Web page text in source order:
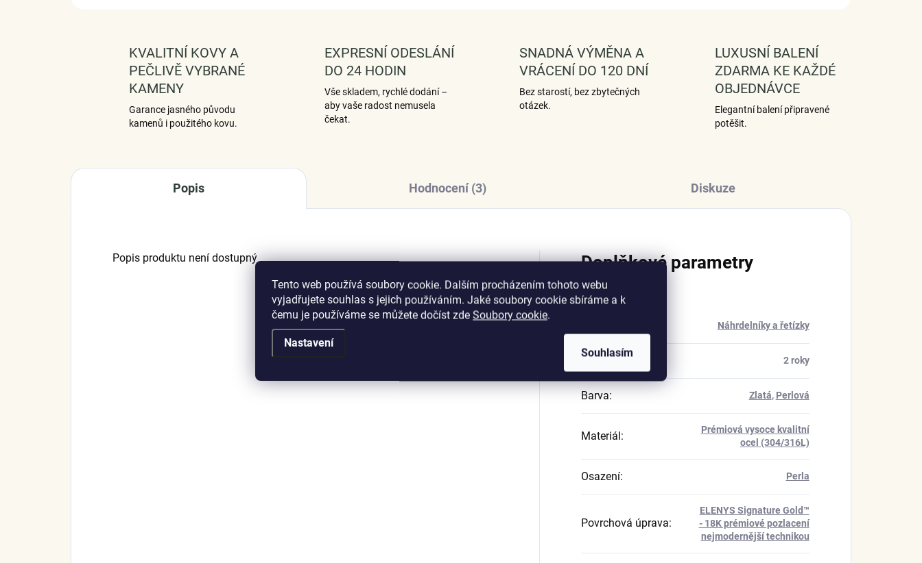
Tento web používá soubory cookie. Dalším procházením tohoto webu
vyjadřujete souhlas s jejich používáním. Jaké soubory cookie sbíráme a k
čemu je používáme se můžete dočíst zde Soubory cookie.
Nastavení
Souhlasím
KVALITNÍ KOVY A
PEČLIVĚ VYBRANÉ
KAMENY
Garance jasného původu
kamenů i použitého kovu.
EXPRESNÍ ODESLÁNÍ
DO 24 HODIN
Vše skladem, rychlé dodání –
aby vaše radost nemusela
čekat.
SNADNÁ VÝMĚNA A
VRÁCENÍ DO 120 DNÍ
Bez starostí, bez zbytečných
otázek.
LUXUSNÍ BALENÍ
ZDARMA KE KAŽDÉ
OBJEDNÁVCE
Elegantní balení připravené
potěšit.
Popis Hodnocení (3) Diskuze
Popis produktu není dostupný Doplňkové parametry
Náhrdelníky a řetízky
Záruka: 2 roky
Barva: Zlatá, Perlová
Materiál :
Prémiová vysoce kvalitní
ocel (304/316L)
Osazení: Perla
Povrchová úprava:
ELENYS Signature Gold™
- 18K prémiové pozlacení
nejmodernější technikou